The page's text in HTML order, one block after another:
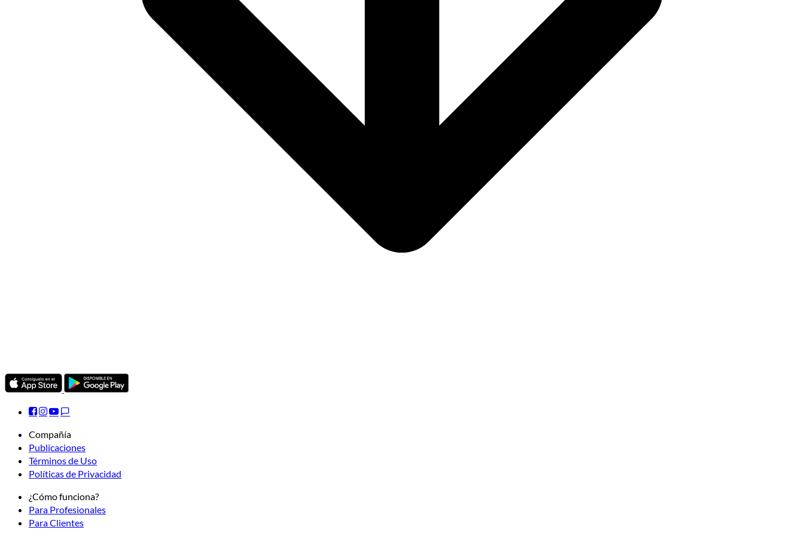
Compañía
Publicaciones
Términos de Uso
Políticas de Privacidad
¿Cómo funciona?
Para Profesionales
Para Clientes